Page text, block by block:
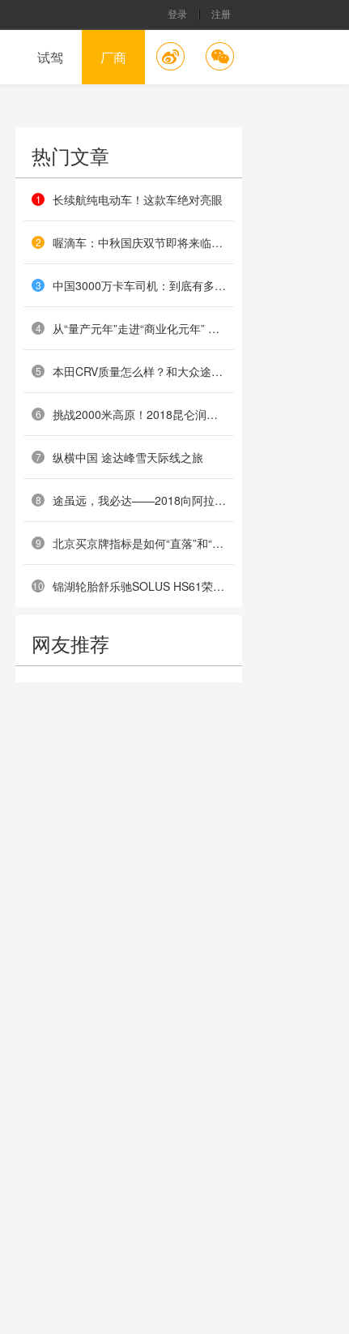
登录 注册
试驾 厂商
热门文章
1 长续航纯电动车！这款车绝对亮眼
2 喔滴车：中秋国庆双节即将来临，你做好出行准备了吗？
3 中国3000万卡车司机：到底有多苦？
4 从“量产元年”走进“商业化元年” 张亚勤带来百度Apollo多项发布点燃2019美国CES
5 本田CRV质量怎么样？和大众途岳哪个更好？
6 挑战2000米高原！2018昆仑润滑车王争霸赛昆明站晋级赛群雄毕聚
7 纵横中国 途达峰雪天际线之旅
8 途虽远，我必达——2018向阿拉善进发，途达英雄荟全国车友会成立
9 北京买京牌指标是如何“直落”和“结婚过户”别被套路
10 锦湖轮胎舒乐驰SOLUS HS61荣膺“2018中国年度高价值轮胎”
网友推荐